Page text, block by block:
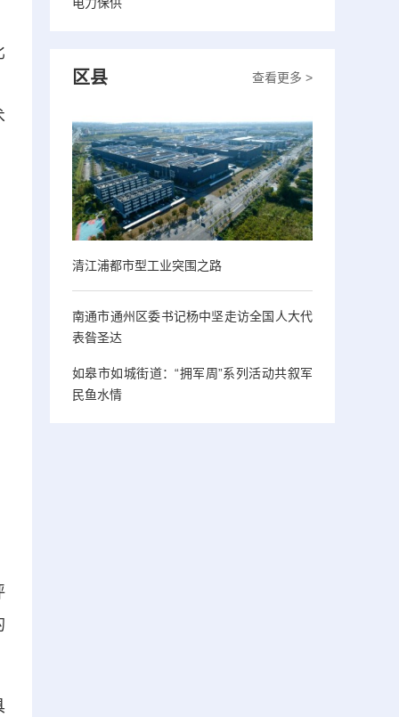
查看更多 >
区县
清江浦都市型工业突围之路
南通市通州区委书记杨中坚走访全国人大代
表昝圣达
如皋市如城街道：“拥军周”系列活动共叙军
民鱼水情